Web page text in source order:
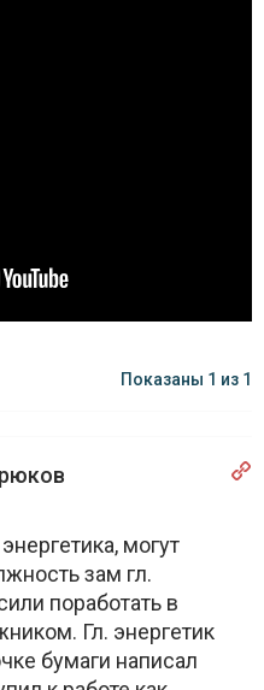
Показаны 1 из 1
могут
зам гл.
поработать в
Гл. энергетик
бумаги написал